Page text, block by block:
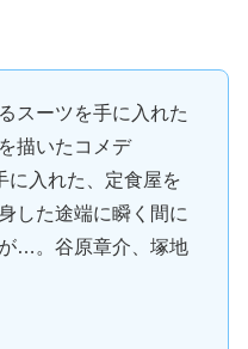
スーツを手に入れた
描いたコメデ
に入れた、定食屋を
した途端に瞬く間に
…。谷原章介、塚地